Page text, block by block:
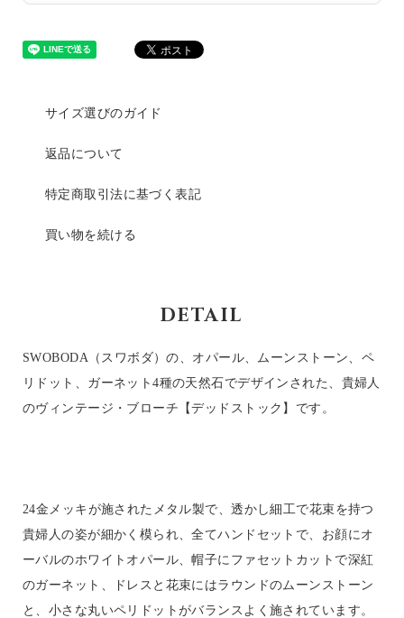
サイズ選びのガイド
返品について
特定商取引法に基づく表記
買い物を続ける
DETAIL
SWOBODA（スワボダ）の、オパール、ムーンストーン、ペ
リドット、ガーネット4種の天然石でデザインされた、貴婦人
のヴィンテージ・ブローチ【デッドストック】です。
24金メッキが施されたメタル製で、透かし細工で花束を持つ
貴婦人の姿が細かく模られ、全てハンドセットで、お顔にオ
ーバルのホワイトオパール、帽子にファセットカットで深紅
のガーネット、ドレスと花束にはラウンドのムーンストーン
と、小さな丸いペリドットがバランスよく施されています。